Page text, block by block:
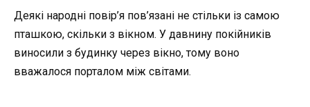
Деякі народні повір’я пов’язані не стільки із самою
пташкою, скільки з вікном. У давнину покійників
виносили з будинку через вікно, тому воно
вважалося порталом між світами.